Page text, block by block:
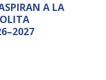
A LA